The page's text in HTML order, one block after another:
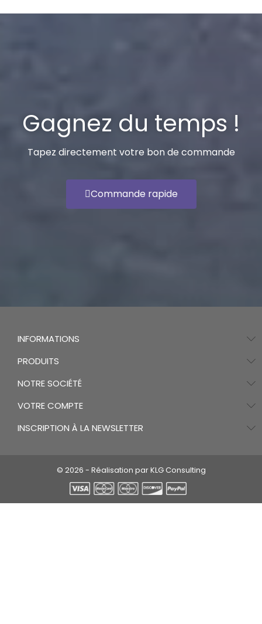
Gagnez du temps !
Tapez directement votre bon de commande
Commande rapide
INFORMATIONS
PRODUITS
NOTRE SOCIÉTÉ
VOTRE COMPTE
INSCRIPTION À LA NEWSLETTER
© 2026 - Réalisation par KLG Consulting